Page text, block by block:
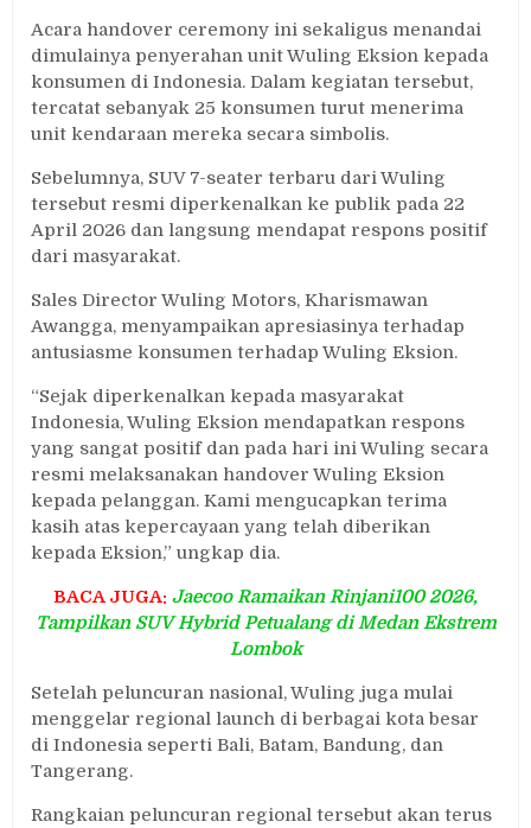
Acara handover ceremony ini sekaligus menandai
dimulainya penyerahan unit Wuling Eksion kepada
konsumen di Indonesia. Dalam kegiatan tersebut,
tercatat sebanyak 25 konsumen turut menerima
unit kendaraan mereka secara simbolis.
Sebelumnya, SUV 7-seater terbaru dari Wuling
tersebut resmi diperkenalkan ke publik pada 22
April 2026 dan langsung mendapat respons positif
dari masyarakat.
Sales Director Wuling Motors, Kharismawan
Awangga, menyampaikan apresiasinya terhadap
antusiasme konsumen terhadap Wuling Eksion.
“Sejak diperkenalkan kepada masyarakat
Indonesia, Wuling Eksion mendapatkan respons
yang sangat positif dan pada hari ini Wuling secara
resmi melaksanakan handover Wuling Eksion
kepada pelanggan. Kami mengucapkan terima
kasih atas kepercayaan yang telah diberikan
kepada Eksion,” ungkap dia.
BACA JUGA: Jaecoo Ramaikan Rinjani100 2026,
Tampilkan SUV Hybrid Petualang di Medan Ekstrem
Lombok
Setelah peluncuran nasional, Wuling juga mulai
menggelar regional launch di berbagai kota besar
di Indonesia seperti Bali, Batam, Bandung, dan
Tangerang.
Rangkaian peluncuran regional tersebut akan terus